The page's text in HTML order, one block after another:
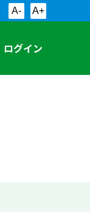
A- A+
ログイン